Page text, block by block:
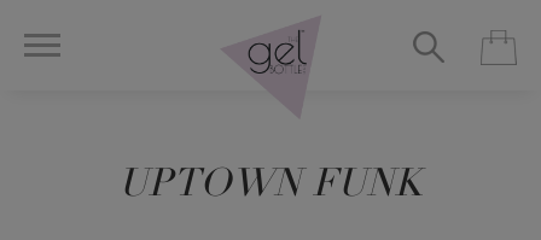
UPTOWN FUNK